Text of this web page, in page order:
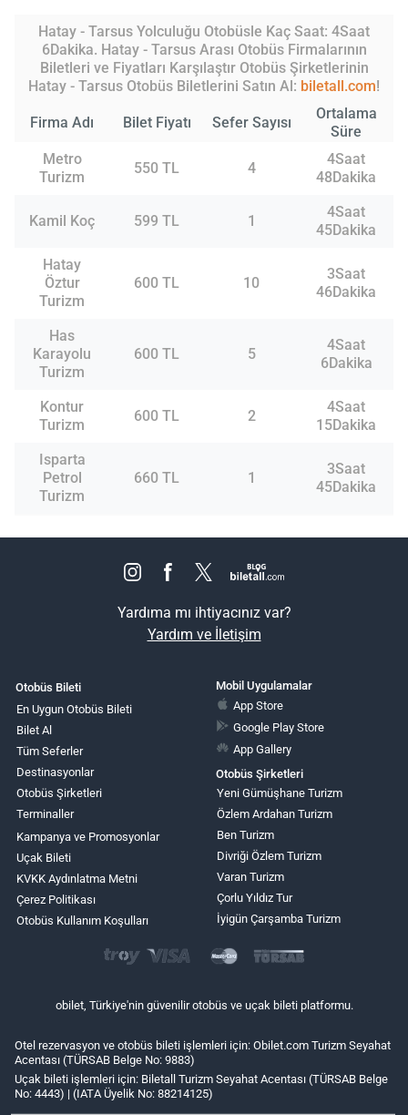
Hatay - Tarsus Yolculuğu Otobüsle Kaç Saat: 4Saat
6Dakika. Hatay - Tarsus Arası Otobüs Firmalarının
Biletleri ve Fiyatları Karşılaştır Otobüs Şirketlerinin
Hatay - Tarsus Otobüs Biletlerini Satın Al: biletall.com!
Firma Adı Bilet Fiyatı Sefer Sayısı
Ortalama
Süre
Metro
Turizm
550 TL 4
4Saat
48Dakika
Kamil Koç 599 TL 1
4Saat
45Dakika
Hatay
Öztur
Turizm
600 TL 10
3Saat
46Dakika
Has
Karayolu
Turizm
600 TL 5
4Saat
6Dakika
Kontur
Turizm
600 TL 2
4Saat
15Dakika
Isparta
Petrol
Turizm
660 TL 1
3Saat
45Dakika
Yardıma mı ihtiyacınız var?
Yardım ve İletişim
Otobüs Bileti
En Uygun Otobüs Bileti
Bilet Al
Tüm Seferler
Destinasyonlar
Otobüs Şirketleri
Terminaller
Kampanya ve Promosyonlar
Uçak Bileti
KVKK Aydınlatma Metni
Çerez Politikası
Otobüs Kullanım Koşulları
Mobil Uygulamalar
App Store
Google Play Store
App Gallery
Otobüs Şirketleri
Yeni Gümüşhane Turizm
Özlem Ardahan Turizm
Ben Turizm
Divriği Özlem Turizm
Varan Turizm
Çorlu Yıldız Tur
İyigün Çarşamba Turizm
obilet, Türkiye'nin güvenilir otobüs ve uçak bileti platformu.
Otel rezervasyon ve otobüs bileti işlemleri için: Obilet.com Turizm Seyahat
Acentası (TÜRSAB Belge No: 9883)
Uçak bileti işlemleri için: Biletall Turizm Seyahat Acentası (TÜRSAB Belge
No: 4443) | (IATA Üyelik No: 88214125)